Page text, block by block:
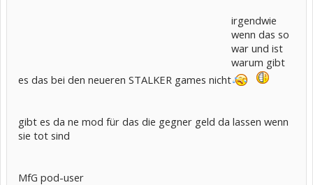
irgendwie
wenn das so
war und ist
warum gibt
es das bei den neueren STALKER games nicht
gibt es da ne mod für das die gegner geld da lassen wenn
sie tot sind
MfG pod-user